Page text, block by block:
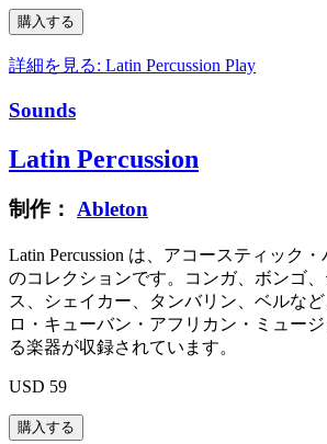
詳細を見る: Latin Percussion Play
Sounds
Latin Percussion
制作： Ableton
Latin Percussion は、アコースティック
のコレクションです。コンガ、ボンゴ
ス、シェイカー、タンバリン、ベルな
ロ・キューバン・アフリカン・ミュー
る楽器が収録されています。
USD 59